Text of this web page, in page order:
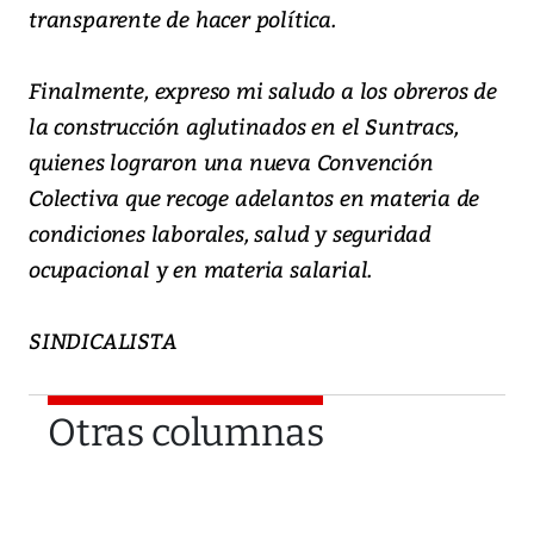
transparente de hacer política.
Finalmente, expreso mi saludo a los obreros de
la construcción aglutinados en el Suntracs,
quienes lograron una nueva Convención
Colectiva que recoge adelantos en materia de
condiciones laborales, salud y seguridad
ocupacional y en materia salarial.
SINDICALISTA
Otras columnas